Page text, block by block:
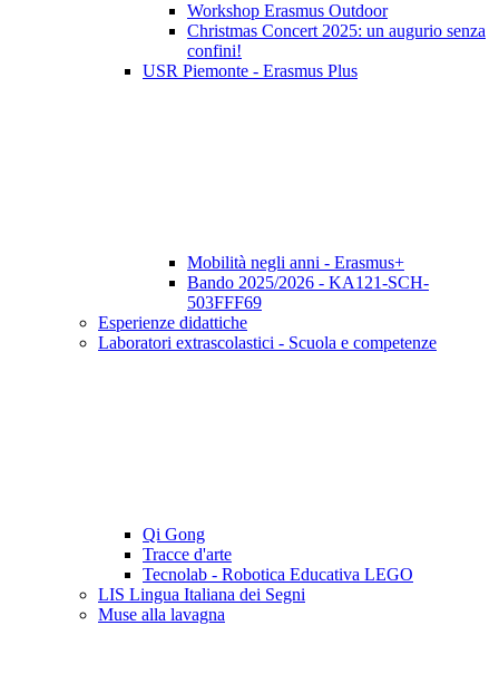
Workshop Erasmus Outdoor
Christmas Concert 2025: un augurio senza
confini!
USR Piemonte - Erasmus Plus
Mobilità negli anni - Erasmus+
Bando 2025/2026 - KA121-SCH-
503FFF69
Esperienze didattiche
Laboratori extrascolastici - Scuola e competenze
Qi Gong
Tracce d'arte
Tecnolab - Robotica Educativa LEGO
LIS Lingua Italiana dei Segni
Muse alla lavagna